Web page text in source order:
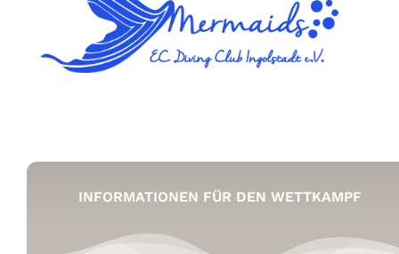
INFORMATIONEN FÜR DEN WETTKAMPF